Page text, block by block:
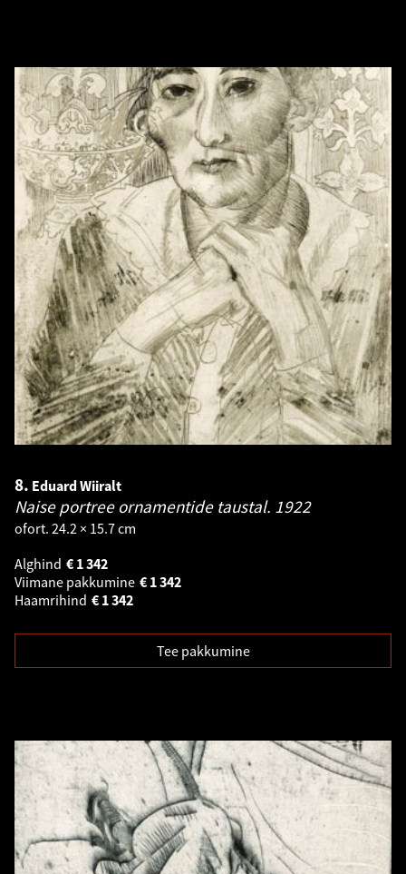
8. Eduard Wiiralt
Naise portree ornamentide taustal. 1922
ofort. 24.2 × 15.7 cm
Alghind
1 342
€
Viimane pakkumine
1 342
€
Haamrihind
1 342
€
Tee pakkumine